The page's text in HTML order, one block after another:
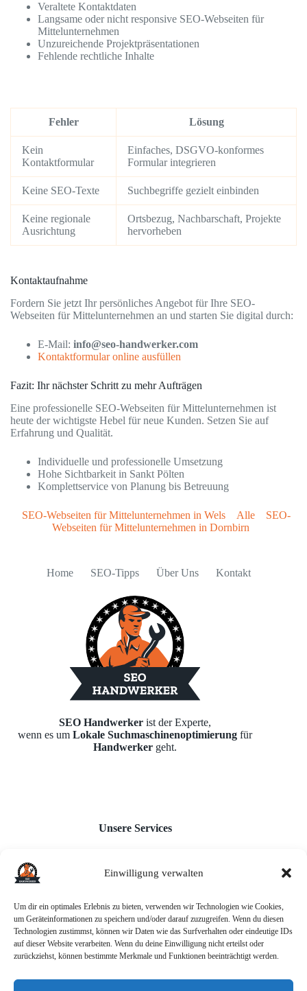
Einwilligung verwalten
Um dir ein optimales Erlebnis zu bieten, verwenden wir Technologien wie Cookies,
um Geräteinformationen zu speichern und/oder darauf zuzugreifen. Wenn du diesen
Technologien zustimmst, können wir Daten wie das Surfverhalten oder eindeutige IDs
auf dieser Website verarbeiten. Wenn du deine Einwilligung nicht erteilst oder
zurückziehst, können bestimmte Merkmale und Funktionen beeinträchtigt werden.
Veraltete Kontaktdaten
Langsame oder nicht responsive SEO-Webseiten für
Mittelunternehmen
Unzureichende Projektpräsentationen
Fehlende rechtliche Inhalte
Fehler Lösung
Kein
Kontaktformular
Einfaches, DSGVO-konformes
Formular integrieren
Keine SEO-Texte Suchbegriffe gezielt einbinden
Keine regionale
Ausrichtung
Ortsbezug, Nachbarschaft, Projekte
hervorheben
Kontaktaufnahme
Fordern Sie jetzt Ihr persönliches Angebot für Ihre SEO-
Webseiten für Mittelunternehmen an und starten Sie digital durch:
E-Mail: info@seo-handwerker.com
Kontaktformular online ausfüllen
Fazit: Ihr nächster Schritt zu mehr Aufträgen
Eine professionelle SEO-Webseiten für Mittelunternehmen ist
heute der wichtigste Hebel für neue Kunden. Setzen Sie auf
Erfahrung und Qualität.
Individuelle und professionelle Umsetzung
Hohe Sichtbarkeit in Sankt Pölten
Komplettservice von Planung bis Betreuung
SEO-Webseiten für Mittelunternehmen in Wels Alle
SEO-
Webseiten für Mittelunternehmen in Dornbirn
Home SEO-Tipps Über Uns Kontakt
SEO Handwerker ist der Experte,
wenn es umLokale Suchmaschinenoptimierung für
Handwerker geht.
Unsere Services
Webseiten für Handwerker
Google Unternehmensprofil
Backlink-Aufbau
AI-Chatbot